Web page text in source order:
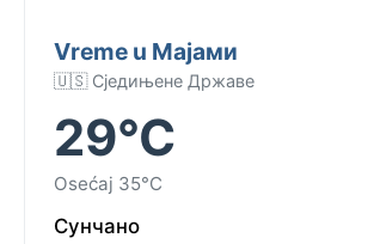
Vreme u Мајами
🇺🇸 Сједињене Државе
29°C
Osećaj 35°C
Сунчано